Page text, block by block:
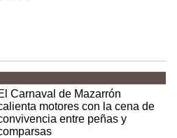
Carnaval de Mazarrón
motores con la cena de
entre peñas y